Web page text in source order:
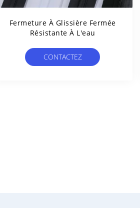
Fermeture À Glissière Fermée
Résistante À L'eau
CONTACTEZ